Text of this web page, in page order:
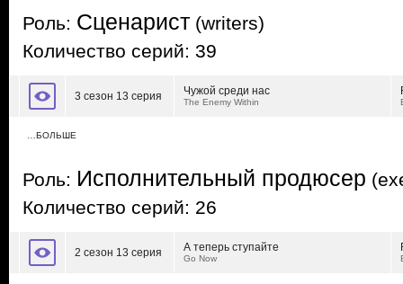
Роль: Сценарист (writers)
Количество серий: 39
3 сезон 13 серия Чужой среди нас
The Enemy Within
…БОЛЬШЕ
Роль: Исполнительный продюсер
Количество серий: 26
2 сезон 13 серия А теперь ступайте
Go Now